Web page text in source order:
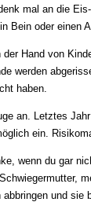
mal an die
Bein oder einen
Hand von
werden
haben.
an. Letztes
ein.
wenn du gar
und sie